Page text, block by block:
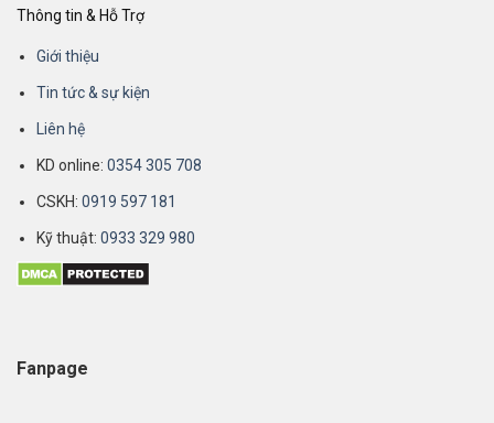
Thông tin & Hỗ Trợ
Giới thiệu
Tin tức & sự kiện
Liên hệ
KD online:0354 305 708
CSKH: 0919 597 181
Kỹ thuật:0933 329 980
Fanpage